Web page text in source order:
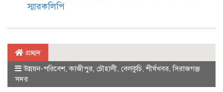
স্মারকলিপি
প্রচ্ছদ
উন্নয়ন-পরিবেশ,কাজীপুর, চৌহালী, বেলকুচি,শীর্ষখবর,সিরাজগঞ্জ
সদর